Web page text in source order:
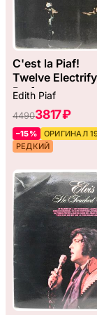
C'est la Piaf!
Twelve
Performances.
Edith Piaf
44903817 ₽
–15%
ОРИГИНАЛ
РЕДКИЙ